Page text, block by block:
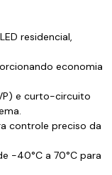
residencial,
economia
e curto-circuito
controle preciso da
-40°C a 70°C para